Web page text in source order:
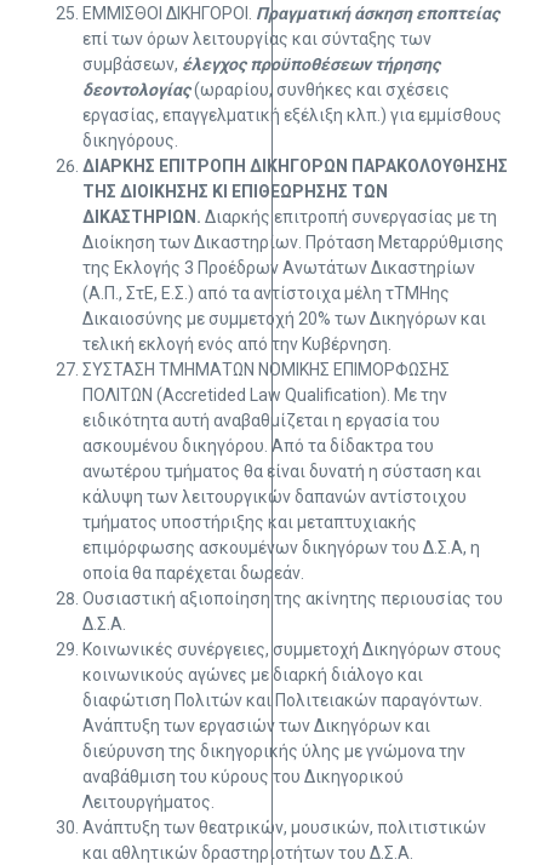
ΕΜΜΙΣΘΟΙ ΔΙΚΗΓΟΡΟΙ. Πραγματική άσκηση εποπτείας
επί των όρων λειτουργίας και σύνταξης των
συμβάσεων, έλεγχος προϋποθέσεων τήρησης
δεοντολογίας(ωραρίου, συνθήκες και σχέσεις
εργασίας, επαγγελματική εξέλιξη κλπ.) για εμμίσθους
δικηγόρους.
ΔΙΑΡΚΗΣ ΕΠΙΤΡΟΠΗ ΔΙΚΗΓΟΡΩΝ ΠΑΡΑΚΟΛΟΥΘΗΣΗΣ
ΤΗΣ ΔΙΟΙΚΗΣΗΣ ΚΙ ΕΠΙΘΕΩΡΗΣΗΣ ΤΩΝ
ΔΙΚΑΣΤΗΡΙΩΝ. Διαρκής επιτροπή συνεργασίας με τη
Διοίκηση των Δικαστηρίων. Πρόταση Μεταρρύθμισης
της Εκλογής 3 Προέδρων Ανωτάτων Δικαστηρίων
(Α.Π., ΣτΕ, Ε.Σ.) από τα αντίστοιχα μέλη τΤΜΗης
Δικαιοσύνης με συμμετοχή 20% των Δικηγόρων και
τελική εκλογή ενός από την Κυβέρνηση.
ΣΥΣΤΑΣΗ ΤΜΗΜΑΤΩΝ ΝΟΜΙΚΗΣ ΕΠΙΜΟΡΦΩΣΗΣ
ΠΟΛΙΤΩΝ (Accretided Law Qualification). Με την
ειδικότητα αυτή αναβαθμίζεται η εργασία του
ασκουμένου δικηγόρου. Από τα δίδακτρα του
ανωτέρου τμήματος θα είναι δυνατή η σύσταση και
κάλυψη των λειτουργικών δαπανών αντίστοιχου
τμήματος υποστήριξης και μεταπτυχιακής
επιμόρφωσης ασκουμένων δικηγόρων του Δ.Σ.Α, η
οποία θα παρέχεται δωρεάν.
Ουσιαστική αξιοποίηση της ακίνητης περιουσίας του
Δ.Σ.Α.
Κοινωνικές συνέργειες, συμμετοχή Δικηγόρων στους
κοινωνικούς αγώνες με διαρκή διάλογο και
διαφώτιση Πολιτών και Πολιτειακών παραγόντων.
Ανάπτυξη των εργασιών των Δικηγόρων και
διεύρυνση της δικηγορικής ύλης με γνώμονα την
αναβάθμιση του κύρους του Δικηγορικού
Λειτουργήματος.
Ανάπτυξη των θεατρικών, μουσικών, πολιτιστικών
και αθλητικών δραστηριοτήτων του Δ.Σ.Α.